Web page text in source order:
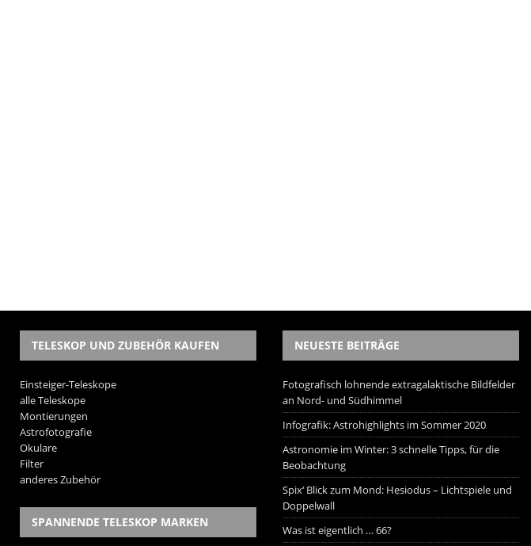
TELESKOP UND ZUBEHÖR KAUFEN
Einsteiger-Teleskope
alle Teleskope
Montierungen
Astrofotografie
Okulare
Filter
anderes Zubehör
SPANNENDE TELESKOP MARKEN
NEUESTE BEITRÄGE
Fotografisch lohnende extragalaktische Bildfelder
an Nord- und Südhimmel
Infografik: Astrohighlights im Sommer 2020
Astronomie im Winter: 3 schnelle Tipps, für die
Beobachtung
Spix‘ Blick zum Mond: Hesiodus – Lichtspiele und
Doppelwall
Was ist eigentlich … 66?